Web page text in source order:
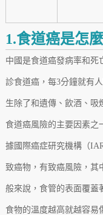
1.食道癌是怎
中國是食道癌發病率和死
診食道癌，每3分鐘就有
生除了和遺傳、飲酒、吸
食道癌風險的主要因素之
據國際癌症研究機構（
致癌物，有致癌風險，其
般來說，食管的表面覆蓋
食物的溫度越高就越容易